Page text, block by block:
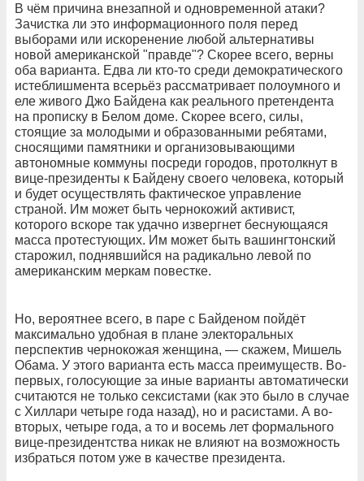
В чём причина внезапной и одновременной атаки?
Зачистка ли это информационного поля перед
выборами или искоренение любой альтернативы
новой американской "правде"? Скорее всего, верны
оба варианта. Едва ли кто-то среди демократического
истеблишмента всерьёз рассматривает полоумного и
еле живого Джо Байдена как реального претендента
на прописку в Белом доме. Скорее всего, силы,
стоящие за молодыми и образованными ребятами,
сносящими памятники и организовывающими
автономные коммуны посреди городов, протолкнут в
вице-президенты к Байдену своего человека, который
и будет осуществлять фактическое управление
страной. Им может быть чернокожий активист,
которого вскоре так удачно извергнет беснующаяся
масса протестующих. Им может быть вашингтонский
старожил, поднявшийся на радикально левой по
американским меркам повестке.
Но, вероятнее всего, в паре с Байденом пойдёт
максимально удобная в плане электоральных
перспектив чернокожая женщина, — скажем, Мишель
Обама. У этого варианта есть масса преимуществ. Во-
первых, голосующие за иные варианты автоматически
считаются не только сексистами (как это было в случае
с Хиллари четыре года назад), но и расистами. А во-
вторых, четыре года, а то и восемь лет формального
вице-президентства никак не влияют на возможность
избраться потом уже в качестве президента.